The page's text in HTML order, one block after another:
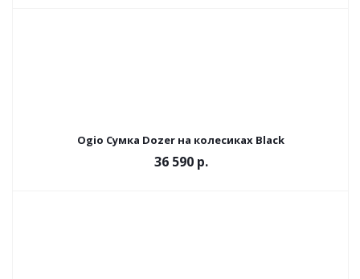
Ogio Сумка Dozer на колесиках Black
36 590 р.